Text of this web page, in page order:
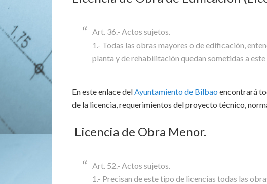
Art. 36.- Actos sujetos.
1.- Todas las obras mayores o de edificación,
planta y de rehabilitación quedan sometidas a
En este enlace delAyuntamiento de Bilbao encontrará
de la licencia, requerimientos del proyecto técnico,
Licencia de Obra Menor.
Art. 52.- Actos sujetos.
1.- Precisan de este tipo de licencias todas las